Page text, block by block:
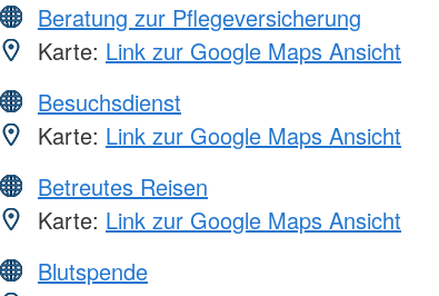
Beratung zur Pflegeversicherung
Karte: Link zur Google Maps Ansicht
Besuchsdienst
Karte: Link zur Google Maps Ansicht
Betreutes Reisen
Karte: Link zur Google Maps Ansicht
Blutspende